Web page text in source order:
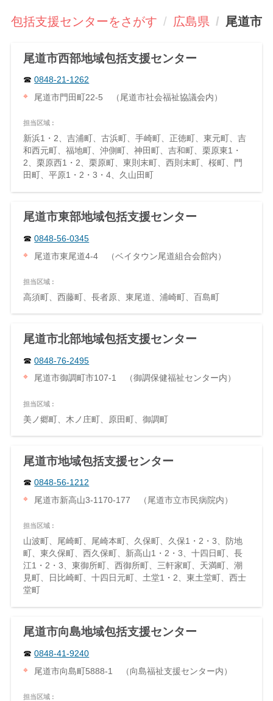
包括支援センターをさがす 広島県 尾道市
尾道市西部地域包括支援センター
0848-21-1262
尾道市門田町22-5 （尾道市社会福祉協議会内）
担当区域 :
新浜1・2、吉浦町、古浜町、手崎町、正徳町、東元町、吉
和西元町、福地町、沖側町、神田町、吉和町、栗原東1・
2、栗原西1・2、栗原町、東則末町、西則末町、桜町、門
田町、平原1・2・3・4、久山田町
尾道市東部地域包括支援センター
0848-56-0345
尾道市東尾道4-4 （ベイタウン尾道組合会館内）
担当区域 :
高須町、西藤町、長者原、東尾道、浦崎町、百島町
尾道市北部地域包括支援センター
0848-76-2495
尾道市御調町市107-1 （御調保健福祉センター内）
担当区域 :
美ノ郷町、木ノ庄町、原田町、御調町
尾道市地域包括支援センター
0848-56-1212
尾道市新高山3-1170-177 （尾道市立市民病院内）
担当区域 :
山波町、尾崎町、尾崎本町、久保町、久保1・2・3、防地
町、東久保町、西久保町、新高山1・2・3、十四日町、長
江1・2・3、東御所町、西御所町、三軒家町、天満町、潮
見町、日比崎町、十四日元町、土堂1・2、東土堂町、西士
堂町
尾道市向島地域包括支援センター
0848-41-9240
尾道市向島町5888-1 （向島福祉支援センター内）
担当区域 :